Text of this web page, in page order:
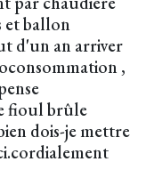
ballon
d'un an arriver
,
fioul brûle
dois-je mettre